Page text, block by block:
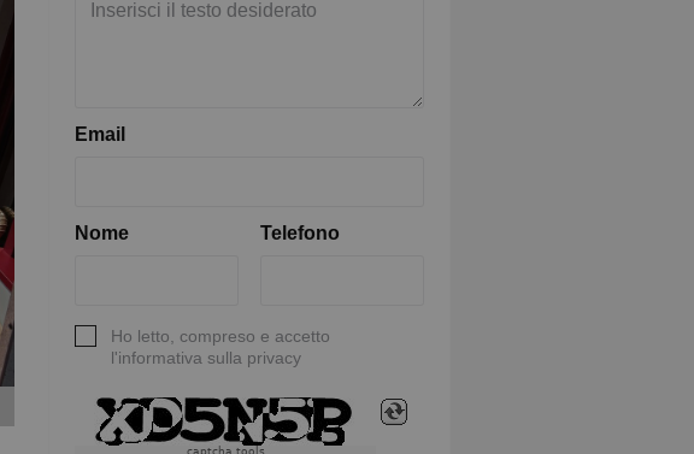
Email
Nome Telefono
Ho letto, compreso e accetto
l'informativa sulla privacy